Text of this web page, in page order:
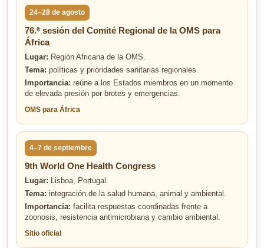
24–28 de agosto
76.ª sesión del Comité Regional de la OMS para
África
Lugar: Región Africana de la OMS.
Tema: políticas y prioridades sanitarias regionales.
Importancia: reúne a los Estados miembros en un momento
de elevada presión por brotes y emergencias.
OMS para África
4–7 de septiembre
9th World One Health Congress
Lugar: Lisboa, Portugal.
Tema: integración de la salud humana, animal y ambiental.
Importancia: facilita respuestas coordinadas frente a
zoonosis, resistencia antimicrobiana y cambio ambiental.
Sitio oficial